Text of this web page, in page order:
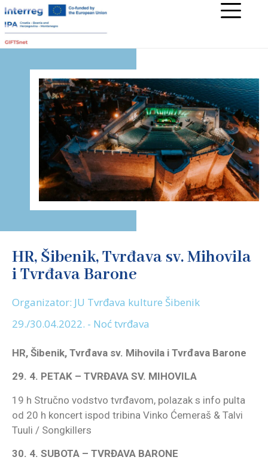
HR, Šibenik, Tvrđava sv. Mihovila
i Tvrđava Barone
Organizator: JU Tvrđava kulture Šibenik
29./30.04.2022. - Noć tvrđava
HR, Šibenik, Tvrđava sv. Mihovila i Tvrđava Barone
29. 4. PETAK – TVRĐAVA SV. MIHOVILA
19 h Stručno vodstvo tvrđavom, polazak s info pulta
od 20 h koncert ispod tribina Vinko Ćemeraš & Talvi
Tuuli / Songkillers
30. 4. SUBOTA – TVRĐAVA BARONE